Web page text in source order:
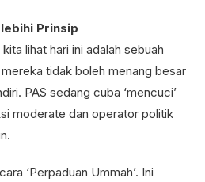
Prinsip
lihat hari ini adalah sebuah
tidak boleh menang besar
PAS sedang cuba ‘mencuci’
moderate dan operator politik
‘Perpaduan Ummah’. Ini